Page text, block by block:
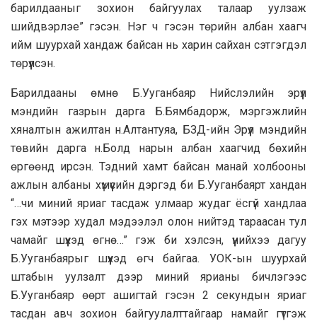
барилдааныг зохион байгуулах талаар уулзаж
шийдвэрлэе” гэсэн. Нэг ч гэсэн төрийн албан хаагч
ийм шуурхай хандаж байсан нь харин сайхан сэтгэгдэл
төрүүлсэн.
Барилдааны өмнө Б.Ууганбаяр Нийслэлийн эрүүл
мэндийн газрын дарга Б.Бямбадорж, мэргэжлийн
хяналтын ажилтан н.Алтантуяа, БЗД-ийн Эрүүл мэндийн
төвийн дарга н.Болд нарын албан хаагчид бөхийн
өргөөнд ирсэн. Тэдний хамт байсан манай холбооны
ажлын албаны хүмүүсийн дэргэд би Б.Ууганбаярт хандан
“…чи миний яриаг тасдаж улмаар жудаг ёсгүй хандлаа
гэх мэтээр худал мэдээлэл олон нийтэд тараасан тул
чамайг шүүхэд өгнө…” гэж би хэлсэн, үүнийхээ дагуу
Б.Ууганбаярыг шүүхэд өгч байгаа. УОК-ын шуурхай
штабын уулзалт дээр миний ярианы бичлэгээс
Б.Ууганбаяр өөрт ашигтай гэсэн 2 секундын яриаг
тасдан авч зохион байгуулалттайгаар намайг гүтгэж